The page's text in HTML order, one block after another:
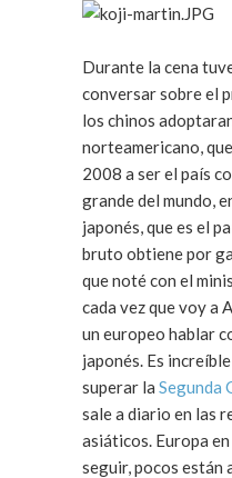
Durante la cena
conversar sobre el
los chinos
norteamericano,
2008 a ser el país
grande del mundo,
japonés, que es el
bruto obtiene por gasto
que noté con el
cada vez que voy a
un europeo hablar
japonés. Es increíble cómo Asia no ha logrado
superar la Segunda
sale a diario en las
asiáticos. Europa en eso es un modelo a
seguir, pocos están